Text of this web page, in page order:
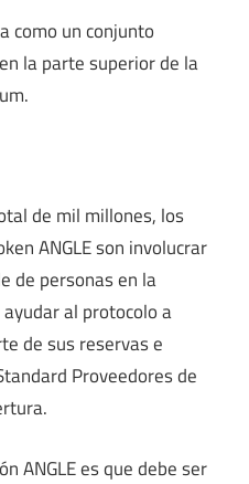
como un conjunto
en la parte superior de la
de mil millones, los
ANGLE son involucrar
de personas en la
al protocolo a
de sus reservas e
Proveedores de
ANGLE es que debe ser